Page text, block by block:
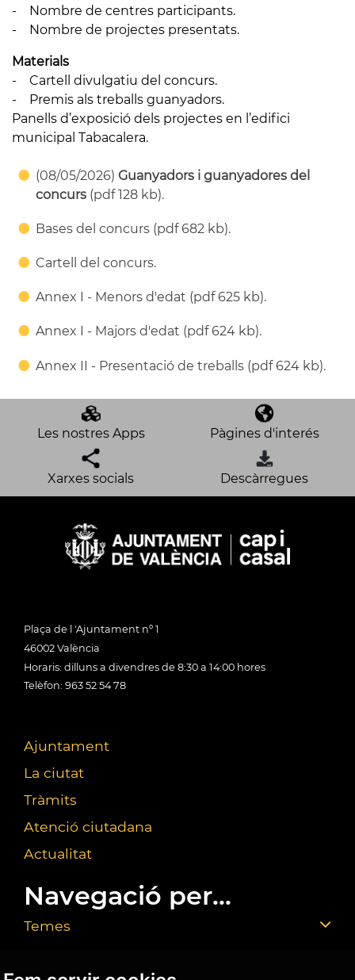
- Nombre de centres participants.
- Nombre de projectes presentats.
Materials
- Cartell divulgatiu del concurs.
- Premis als treballs guanyadors.
Panells d’exposició dels projectes en l’edifici
municipal Tabacalera.
(08/05/2026) Guanyadors i guanyadores del
concurs (pdf 128 kb).
Bases del concurs (pdf 682 kb).
Cartell del concurs.
Annex I - Menors d'edat (pdf 625 kb).
Annex I - Majors d'edat (pdf 624 kb).
Annex II - Presentació de treballs (pdf 624 kb).
Les nostres Apps Pàgines d'interés
Xarxes socials Descàrregues
Plaça de l 'Ajuntament nº 1
46002 València
Horaris: dilluns a divendres de 8:30 a 14:00 hores
Telèfon: 963 52 54 78
Ajuntament
La ciutat
Tràmits
Atenció ciutadana
Actualitat
Navegació per...
Temes